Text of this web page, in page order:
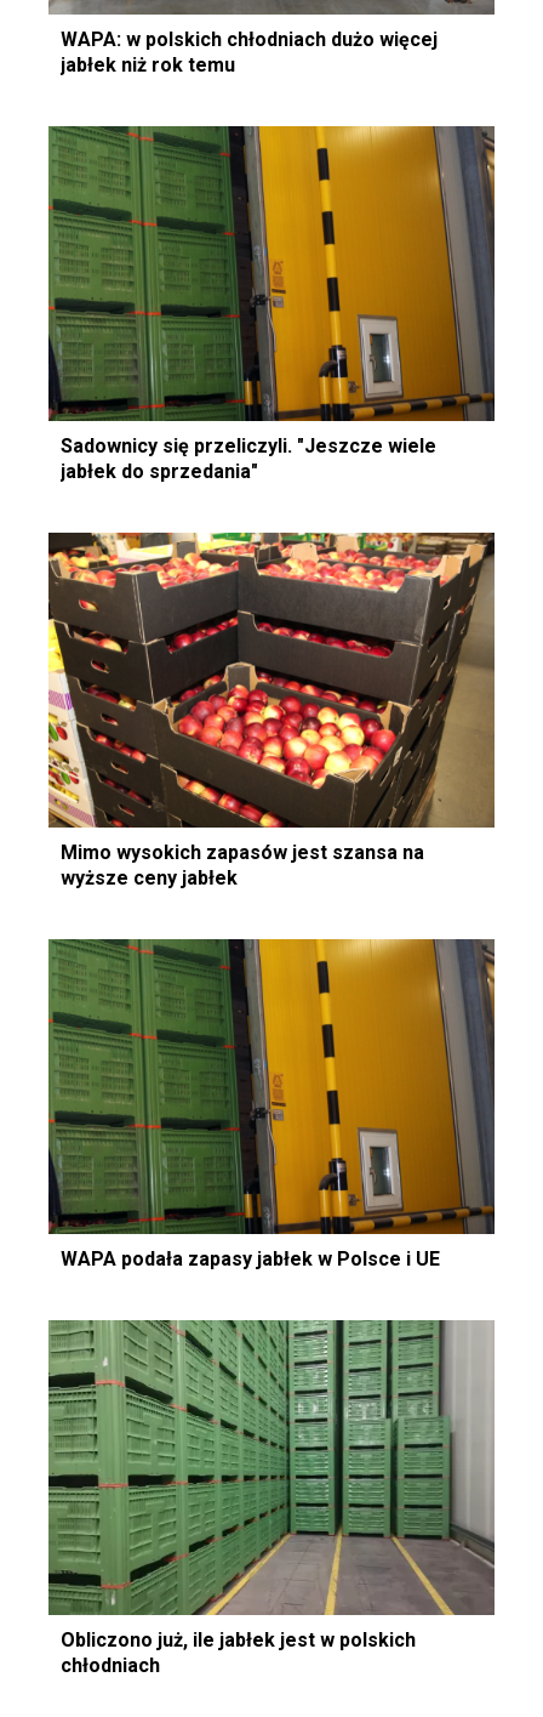
WAPA: w polskich chłodniach dużo więcej
jabłek niż rok temu
Sadownicy się przeliczyli. "Jeszcze wiele
jabłek do sprzedania"
Mimo wysokich zapasów jest szansa na
wyższe ceny jabłek
WAPA podała zapasy jabłek w Polsce i UE
Obliczono już, ile jabłek jest w polskich
chłodniach